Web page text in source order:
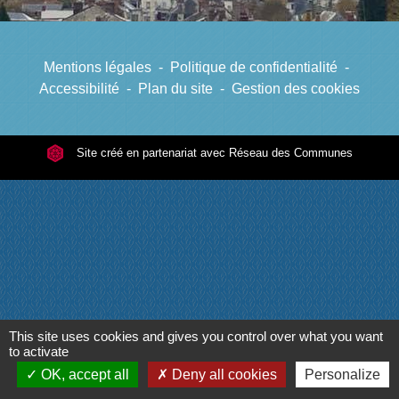
Mentions légales - Politique de confidentialité -
Accessibilité - Plan du site - Gestion des cookies
Site créé en partenariat avec Réseau des Communes
This site uses cookies and gives you control over what you want
to activate
OK, accept all
Deny all cookies Personalize